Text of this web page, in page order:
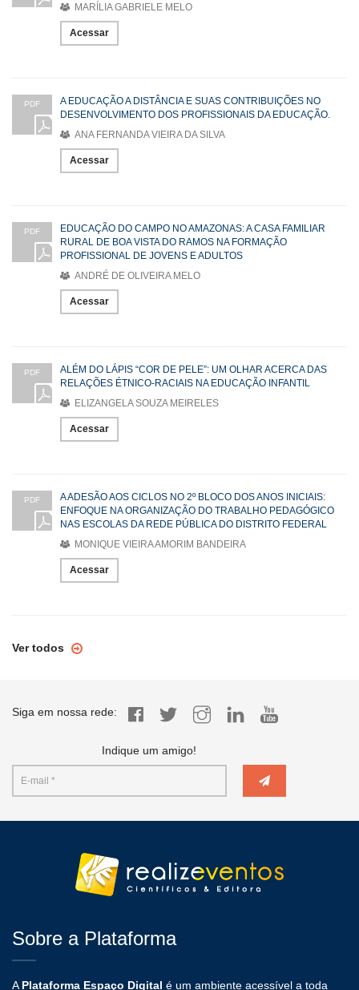
MARÍLIA GABRIELE MELO
Acessar
PDF
A EDUCAÇÃO A DISTÂNCIA E SUAS CONTRIBUIÇÕES NO
DESENVOLVIMENTO DOS PROFISSIONAIS DA EDUCAÇÃO.
ANA FERNANDA VIEIRA DA SILVA
Acessar
PDF
EDUCAÇÃO DO CAMPO NO AMAZONAS: A CASA FAMILIAR
RURAL DE BOA VISTA DO RAMOS NA FORMAÇÃO
PROFISSIONAL DE JOVENS E ADULTOS
ANDRÉ DE OLIVEIRA MELO
Acessar
PDF
ALÉM DO LÁPIS “COR DE PELE”: UM OLHAR ACERCA DAS
RELAÇÕES ÉTNICO-RACIAIS NA EDUCAÇÃO INFANTIL
ELIZANGELA SOUZA MEIRELES
Acessar
PDF
A ADESÃO AOS CICLOS NO 2º BLOCO DOS ANOS INICIAIS:
ENFOQUE NA ORGANIZAÇÃO DO TRABALHO PEDAGÓGICO
NAS ESCOLAS DA REDE PÚBLICA DO DISTRITO FEDERAL
MONIQUE VIEIRA AMORIM BANDEIRA
Acessar
Ver todos
Siga em nossa rede:
Indique um amigo!
Sobre a Plataforma
A Plataforma Espaço Digital é um ambiente acessível a toda